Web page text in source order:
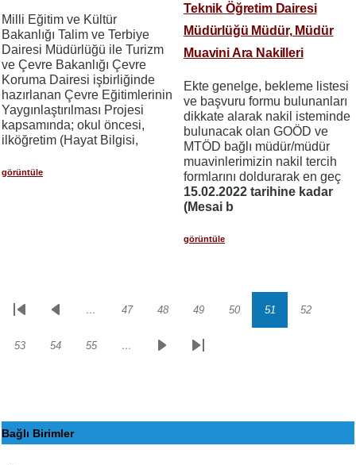
Milli Eğitim ve Kültür
Bakanlığı Talim ve Terbiye
Dairesi Müdürlüğü ile Turizm
ve Çevre Bakanlığı Çevre
Koruma Dairesi işbirliğinde
hazırlanan Çevre Eğitimlerinin
Yaygınlaştırılması Projesi
kapsamında; okul öncesi,
ilköğretim (Hayat Bilgisi,
görüntüle
Teknik Öğretim Dairesi
Müdürlüğü Müdür, Müdür
Muavini Ara Nakilleri
Ekte genelge, bekleme listesi
ve başvuru formu bulunanları
dikkate alarak nakil isteminde
bulunacak olan GOÖD ve
MTÖD bağlı müdür/müdür
muavinlerimizin nakil tercih
formlarını doldurarak en geç
15.02.2022 tarihine kadar
(Mesai b
görüntüle
Sayfalama
İlk
Önceki… Sayfa
47 Sayfa
48 Sayfa
49 Sayfa
50 Sayfa
51 Sayfa
52
Sayfa
53 Sayfa
54 Sayfa
55 …
SonrakiSon
Bağlı Birimler